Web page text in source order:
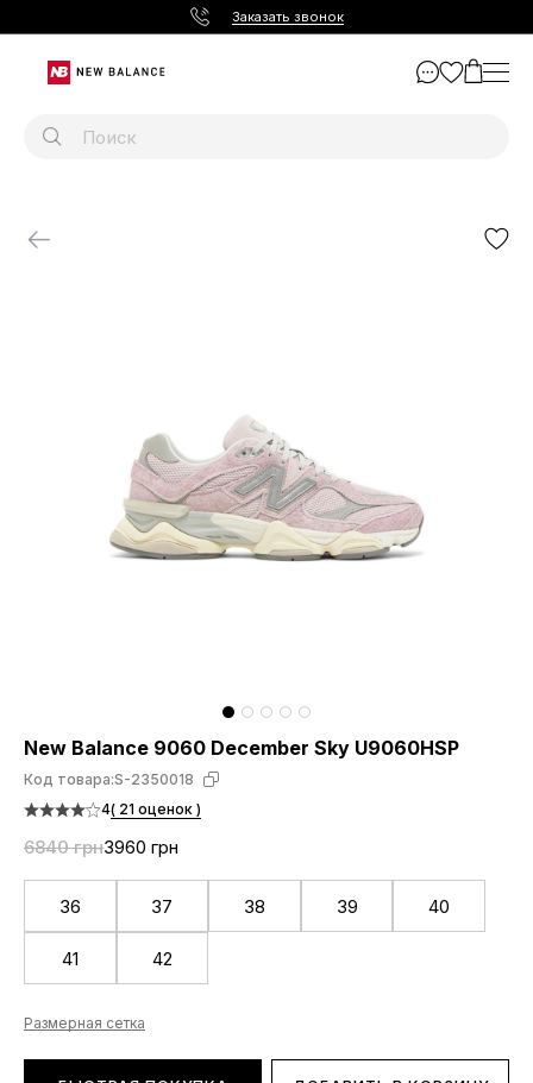
Заказать звонок
New Balance 9060 December Sky U9060HSP
Код товара:S-2350018
4( 21 оценок )
6840 грн3960 грн
36 37 38 39 40
41 42
Размерная сетка